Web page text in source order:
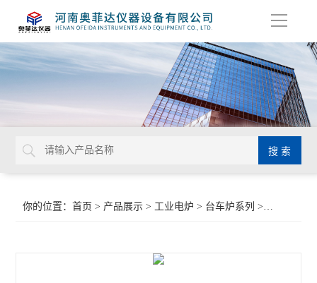
导
你的位置：首页 > 产品展示 > 工业电炉 > 台车炉系列 >全纤维高温台车电阻炉